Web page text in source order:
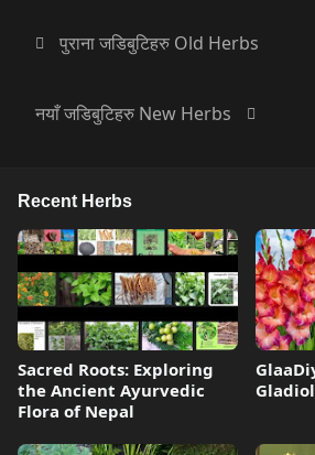
पुराना जडिबुटिहरु Old Herbs
नयाँ जडिबुटिहरु New Herbs
Recent Herbs
Sacred Roots: Exploring
the Ancient Ayurvedic
Flora of Nepal